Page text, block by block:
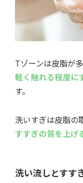
Tゾーンは皮脂が
軽く触れる程度に
す。
洗いすぎは皮脂の
すすぎの質を上げ
洗い流しとすす